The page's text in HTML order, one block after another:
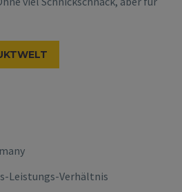
Leistungs-Verhältnis